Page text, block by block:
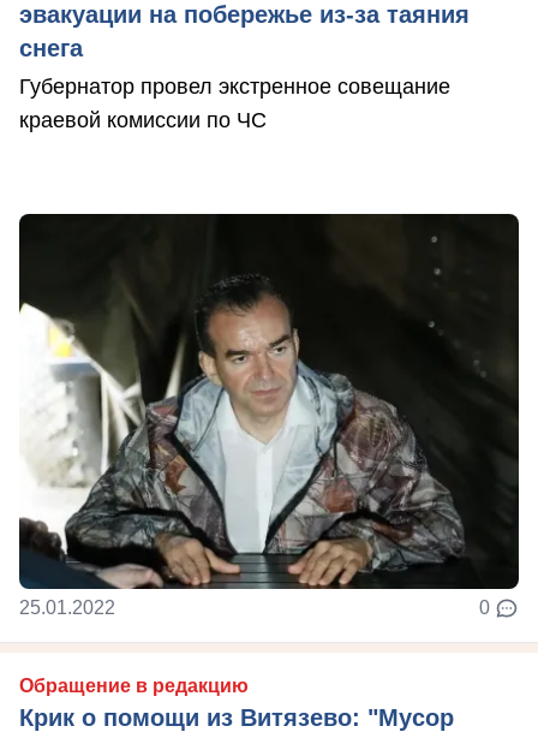
эвакуации на побережье из-за таяния
снега
Губернатор провел экстренное совещание
краевой комиссии по ЧС
25.01.2022 0
Обращение в редакцию
Крик о помощи из Витязево: "Мусор